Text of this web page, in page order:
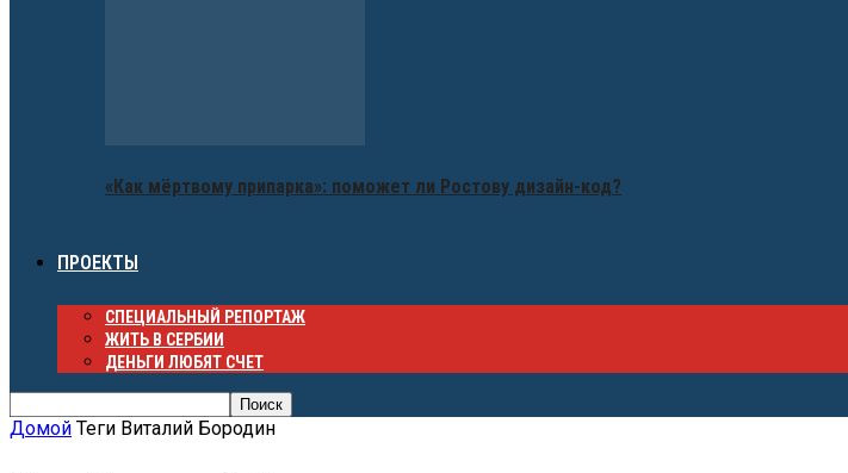
«Как мёртвому припарка»: поможет ли Ростову дизайн-код?
ПРОЕКТЫ
СПЕЦИАЛЬНЫЙ РЕПОРТАЖ
ЖИТЬ В СЕРБИИ
ДЕНЬГИ ЛЮБЯТ СЧЕТ
Домой Теги Виталий Бородин